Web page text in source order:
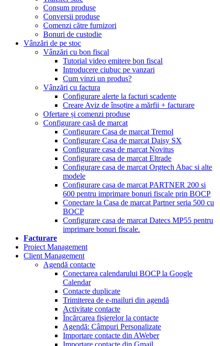
Consum produse
Conversii produse
Comenzi către furnizori
Bonuri de custodie
Vânzări de pe stoc
Vânzări cu bon fiscal
Tutorial video emitere bon fiscal
Introducere ciubuc pe vanzari
Cum vinzi un produs?
Vânzări cu factura
Configurare alerte la facturi scadente
Creare Aviz de însoțire a mărfii + facturare
Ofertare și comenzi produse
Configurare casă de marcat
Configurare Casa de marcat Tremol
Configurare Casa de marcat Daisy SX
Configurare casa de marcat Novitus
Configurare casa de marcat Eltrade
Configurare casa de marcat Orgtech Abac si alte
modele
Configurare casa de marcat PARTNER 200 si
600 pentru imprimare bonuri fiscale prin BOCP
Conectare la Casa de marcat Partner seria 500 cu
BOCP
Configurare casa de marcat Datecs MP55 pentru
imprimare bonuri fiscale.
Facturare
Proiect Management
Client Management
Agendă contacte
Conectarea calendarului BOCP la Google
Calendar
Contacte duplicate
Trimiterea de e-mailuri din agendă
Activitate contacte
Încărcarea fișierelor la contacte
Agendă: Câmpuri Personalizate
Importare contacte din AWeber